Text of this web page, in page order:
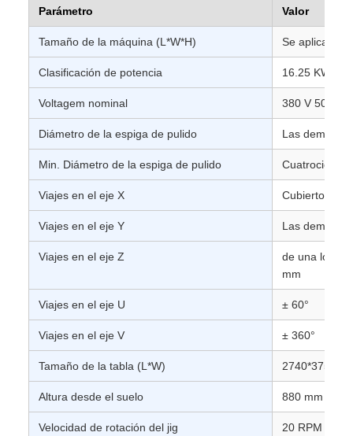
Parámetro Valor
Tamaño de la máquina (L*W*H) Se aplican
Clasificación de potencia 16.25 KW
Voltagem nominal 380 V 50 Hz
Diámetro de la espiga de pulido Las demás:
Min. Diámetro de la espiga de pulido
Viajes en el eje X Cubierto
Viajes en el eje Y Las demás:
Viajes en el eje Z
de una
mm
Viajes en el eje U ± 60°
Viajes en el eje V ± 360°
Tamaño de la tabla (L*W) 2740*375 mm
Altura desde el suelo 880 mm
Velocidad de rotación del jig 20 RPM